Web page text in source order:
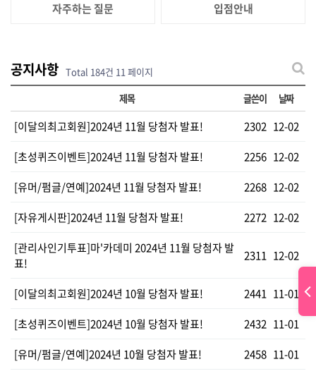
자주하는 질문 입점안내
공지사항 Total 184건 11 페이지
제목
글쓴이 날짜
[이달의최고회원]2024년 11월 당첨자 발표! 2302 12-02
[초성퀴즈이벤트]2024년 11월 당첨자 발표!
2256 12-02
[유머/펌글/연예]2024년 11월 당첨자 발표!
2268 12-02
[자유게시판]2024년 11월 당첨자 발표!
2272 12-02
[관리사인기투표]마'카데미 2024년 11월 당첨자 발
표!
2311 12-02
[이달의최고회원]2024년 10월 당첨자 발표! 2441 11-01
[초성퀴즈이벤트]2024년 10월 당첨자 발표!
2432 11-01
[유머/펌글/연예]2024년 10월 당첨자 발표!
2458 11-01